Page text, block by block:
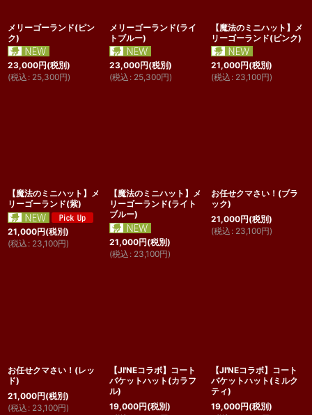
メリーゴーランド(ピン
ク)
23,000円(税別)
(税込 : 25,300円)
メリーゴーランド(ライ
トブルー)
23,000円(税別)
(税込 : 25,300円)
【魔法のミニハット】メ
リーゴーランド(ピンク)
21,000円(税別)
(税込 : 23,100円)
【魔法のミニハット】メ
リーゴーランド(紫)
21,000円(税別)
(税込 : 23,100円)
【魔法のミニハット】メ
リーゴーランド(ライト
ブルー)
21,000円(税別)
(税込 : 23,100円)
お任せクマさい！(ブラ
ック)
21,000円(税別)
(税込 : 23,100円)
お任せクマさい！(レッ
ド)
21,000円(税別)
(税込 : 23,100円)
【JI'NEコラボ】コート
バケットハット(カラフ
ル)
19,000円(税別)
【JI'NEコラボ】コート
バケットハット(ミルク
ティ)
19,000円(税別)